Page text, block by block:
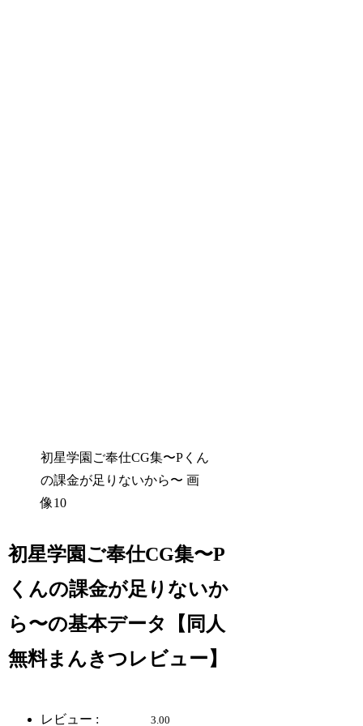
初星学園ご奉仕CG集〜Pくん
の課金が足りないから〜 画
像10
初星学園ご奉仕CG集〜P
くんの課金が足りないか
ら〜の基本データ【同人
無料まんきつレビュー】
レビュー : 3.00